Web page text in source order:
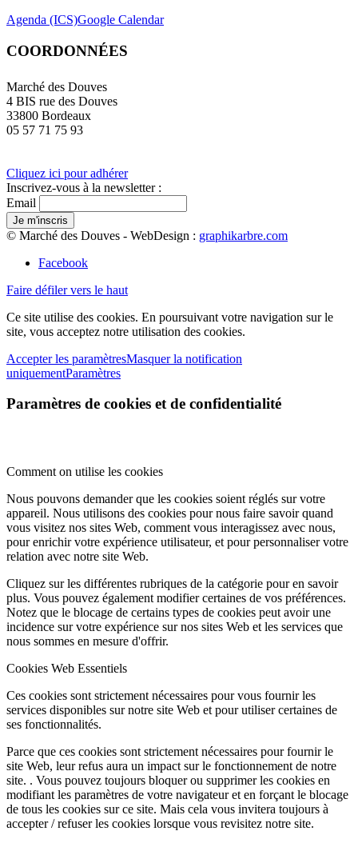
Agenda (ICS)Google Calendar
COORDONNÉES
Marché des Douves
4 BIS rue des Douves
33800 Bordeaux
05 57 71 75 93
Cliquez ici pour adhérer
Inscrivez-vous à la newsletter :
Email
© Marché des Douves - WebDesign : graphikarbre.com
Facebook
Faire défiler vers le haut
Ce site utilise des cookies. En poursuivant votre navigation sur le
site, vous acceptez notre utilisation des cookies.
Accepter les paramètresMasquer la notification
uniquementParamètres
Paramètres de cookies et de confidentialité
Comment on utilise les cookies
Nous pouvons demander que les cookies soient réglés sur votre
appareil. Nous utilisons des cookies pour nous faire savoir quand
vous visitez nos sites Web, comment vous interagissez avec nous,
pour enrichir votre expérience utilisateur, et pour personnaliser votre
relation avec notre site Web.
Cliquez sur les différentes rubriques de la catégorie pour en savoir
plus. Vous pouvez également modifier certaines de vos préférences.
Notez que le blocage de certains types de cookies peut avoir une
incidence sur votre expérience sur nos sites Web et les services que
nous sommes en mesure d'offrir.
Cookies Web Essentiels
Ces cookies sont strictement nécessaires pour vous fournir les
services disponibles sur notre site Web et pour utiliser certaines de
ses fonctionnalités.
Parce que ces cookies sont strictement nécessaires pour fournir le
site Web, leur refus aura un impact sur le fonctionnement de notre
site. . Vous pouvez toujours bloquer ou supprimer les cookies en
modifiant les paramètres de votre navigateur et en forçant le blocage
de tous les cookies sur ce site. Mais cela vous invitera toujours à
accepter / refuser les cookies lorsque vous revisitez notre site.